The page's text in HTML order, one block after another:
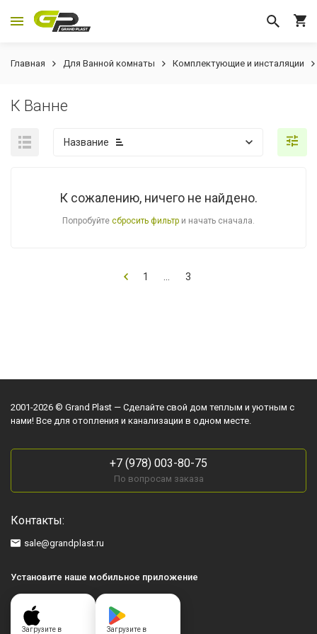
Главная Для Ванной комнаты Комплектующие и инсталяции
К Ванне
Название
К сожалению, ничего не найдено.
Попробуйте сбросить фильтр и начать сначала.
1 3
2001-2026 © Grand Plast — Сделайте свой дом теплым и уютным с
нами! Все для отопления и канализации в одном месте.
+7 (978) 003-80-75
По вопросам заказа
Контакты:
sale@grandplast.ru
Установите наше мобильное приложение
Загрузите в Загрузите в